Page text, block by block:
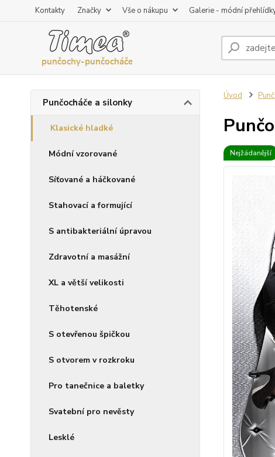
Kontakty Značky Vše o nákupu Galerie - módní
Punčocháče a silonky
Klasické hladké
Módní vzorované
Síťované a háčkované
Stahovací a formující
S antibakteriální úpravou
Zdravotní a masážní
XL a větší velikosti
Těhotenské
S otevřenou špičkou
S otvorem v rozkroku
Pro tanečnice a baletky
Svatební pro nevěsty
Lesklé
Úvod
Nejžádanější